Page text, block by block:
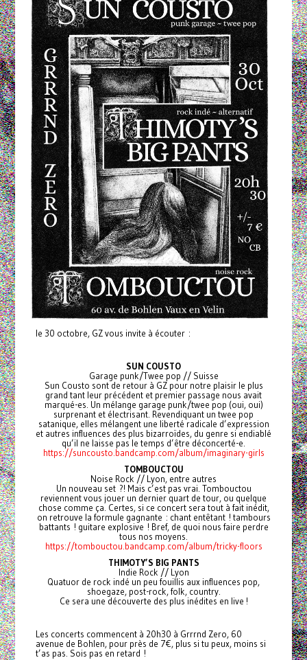
le 30 octobre, GZ vous invite à écouter :
SUN COUSTO
Garage punk/Twee pop // Suisse
Sun Cousto sont de retour à GZ pour notre plaisir le plus
grand tant leur précédent et premier passage nous avait
marqué-es. Un mélange garage punk/twee pop (oui, oui)
surprenant et électrisant. Revendiquant un twee pop
satanique, elles mélangent une liberté radicale d’expression
et autres influences des plus bizarroïdes, du genre si endiablé
qu’il ne laisse pas le temps d’être déconcerté-e.
https://suncousto.bandcamp.com/album/imaginary-girls
TOMBOUCTOU
Noise Rock // Lyon, entre autres
Un nouveau set ?! Mais c’est pas vrai. Tombouctou
reviennent vous jouer un dernier quart de tour, ou quelque
chose comme ça. Certes, si ce concert sera tout à fait inédit,
on retrouve la formule gagnante : chant entêtant ! tambours
battants ! guitare explosive ! Bref, de quoi nous faire perdre
tous nos moyens.
https://tombouctou.bandcamp.com/album/tricky-floors
THIMOTY’S BIG PANTS
Indie Rock // Lyon
Quatuor de rock indé un peu fouillis aux influences pop,
shoegaze, post-rock, folk, country.
Ce sera une découverte des plus inédites en live !
Les concerts commencent à 20h30 à Grrrnd Zero, 60
avenue de Bohlen, pour près de 7€, plus si tu peux, moins si
t’as pas. Sois pas en retard !